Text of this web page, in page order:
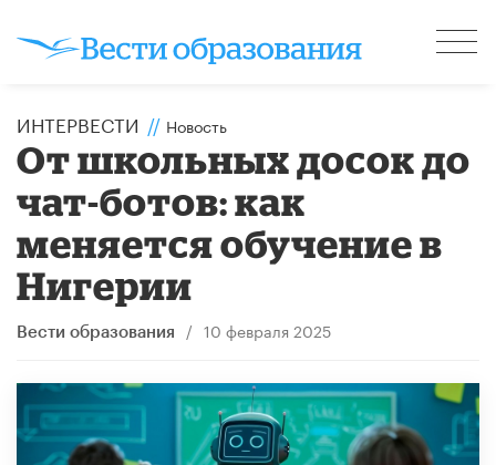
ИНТЕРВЕСТИ // Новость
От школьных досок до
чат-ботов: как
меняется обучение в
Нигерии
Вести образования / 10 февраля 2025